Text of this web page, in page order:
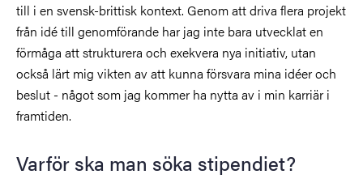
till i en svensk-brittisk kontext. Genom att driva flera projekt
från idé till genomförande har jag inte bara utvecklat en
förmåga att strukturera och exekvera nya initiativ, utan
också lärt mig vikten av att kunna försvara mina idéer och
beslut - något som jag kommer ha nytta av i min karriär i
framtiden.
Varför ska man söka stipendiet?